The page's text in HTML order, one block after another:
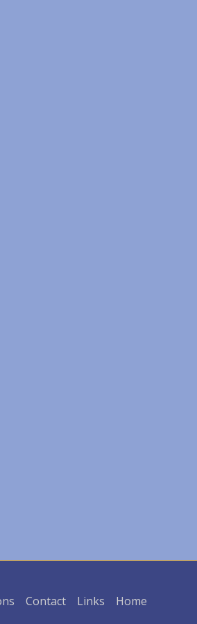
Contact Links Home